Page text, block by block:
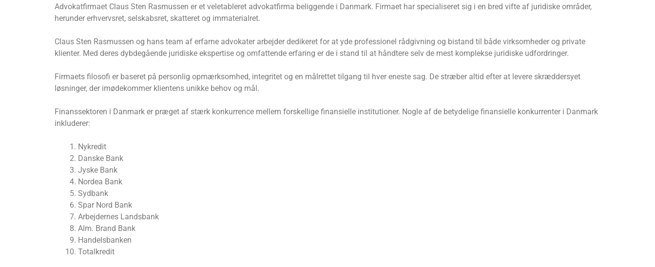
Advokatfirmaet Claus Sten Rasmussen er et veletableret advokatfirma beliggende i Danmark. Firmaet har specialiseret sig i en bred vifte af juridiske områder,
herunder erhvervsret, selskabsret, skatteret og immaterialret.
Claus Sten Rasmussen og hans team af erfarne advokater arbejder dedikeret for at yde professionel rådgivning og bistand til både virksomheder og private
klienter. Med deres dybdegående juridiske ekspertise og omfattende erfaring er de i stand til at håndtere selv de mest komplekse juridiske udfordringer.
Firmaets filosofi er baseret på personlig opmærksomhed, integritet og en målrettet tilgang til hver eneste sag. De stræber altid efter at levere skræddersyet
løsninger, der imødekommer klientens unikke behov og mål.
Finanssektoren i Danmark er præget af stærk konkurrence mellem forskellige finansielle institutioner. Nogle af de betydelige finansielle konkurrenter i Danmark
inkluderer:
Nykredit
Danske Bank
Jyske Bank
Nordea Bank
Sydbank
Spar Nord Bank
Arbejdernes Landsbank
Alm. Brand Bank
Handelsbanken
Totalkredit